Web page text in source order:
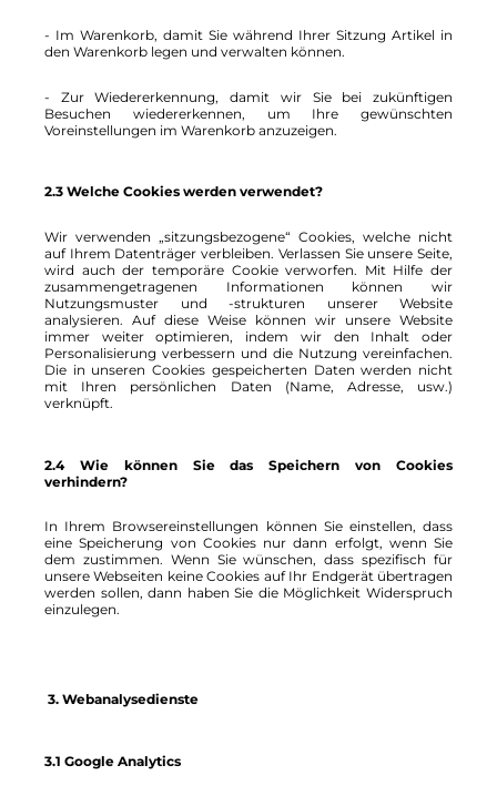
- Im Warenkorb, damit Sie während Ihrer Sitzung Artikel in
den Warenkorb legen und verwalten können.
- Zur Wiedererkennung, damit wir Sie bei zukünftigen
Besuchen wiedererkennen, um Ihre gewünschten
Voreinstellungen im Warenkorb anzuzeigen.
2.3 Welche Cookies werden verwendet?
Wir verwenden „sitzungsbezogene“ Cookies, welche nicht
auf Ihrem Datenträger verbleiben. Verlassen Sie unsere Seite,
wird auch der temporäre Cookie verworfen. Mit Hilfe der
zusammengetragenen Informationen können wir
Nutzungsmuster und -strukturen unserer Website
analysieren. Auf diese Weise können wir unsere Website
immer weiter optimieren, indem wir den Inhalt oder
Personalisierung verbessern und die Nutzung vereinfachen.
Die in unseren Cookies gespeicherten Daten werden nicht
mit Ihren persönlichen Daten (Name, Adresse, usw.)
verknüpft.
2.4 Wie können Sie das Speichern von Cookies
verhindern?
In Ihrem Browsereinstellungen können Sie einstellen, dass
eine Speicherung von Cookies nur dann erfolgt, wenn Sie
dem zustimmen. Wenn Sie wünschen, dass spezifisch für
unsere Webseiten keine Cookies auf Ihr Endgerät übertragen
werden sollen, dann haben Sie die Möglichkeit Widerspruch
einzulegen.
3. Webanalysedienste
3.1 Google Analytics